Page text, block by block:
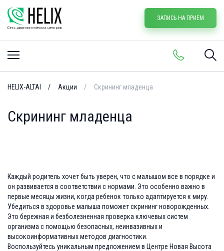
ЗАПИСЬ НА ПРИЕМ
HELIX-ALTAI Акции Скрининг младенца
Скрининг младенца
Каждый родитель хочет быть уверен, что с малышом все в порядке и
он развивается в соответствии с нормами. Это особенно важно в
первые месяцы жизни, когда ребенок только адаптируется к миру.
Убедиться в здоровье малыша поможет скрининг новорожденных.
Это бережная и безболезненная проверка ключевых систем
организма с помощью безопасных, неинвазивных и
высокоинформативных методов диагностики.
Воспользуйтесь уникальным предложением в Центре Новая Высота